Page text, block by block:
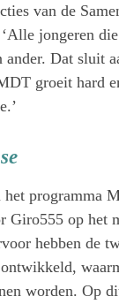
van de
jongeren
ander. Dat sluit
groeit hard
het programma
Giro555 op het
hebben de
ontwikkeld,
worden. Op